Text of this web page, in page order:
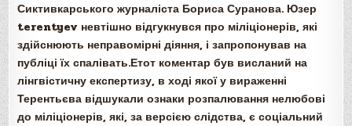
Сиктивкарського журналіста Бориса Суранова. Юзер
terentyev невтішно відгукнувся про міліціонерів, які
здійснюють неправомірні діяння, і запропонував на
публіці їх спалівать.Етот коментар був висланий на
лінгвістичну експертизу, в ході якої у вираженні
Терентьєва відшукали ознаки розпалювання нелюбові
до міліціонерів, які, за версією слідства, є соціальний